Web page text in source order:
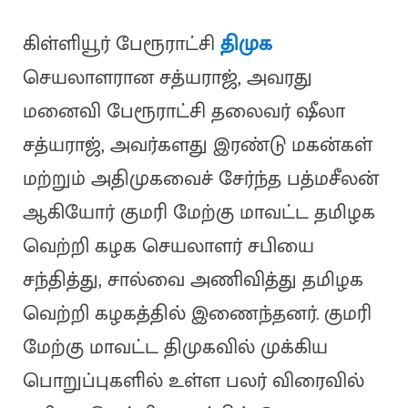
கிள்ளியூர் பேரூராட்சிதிமுக
செயலாளரான சத்யராஜ், அவரது
மனைவி பேரூராட்சி தலைவர் ஷீலா
சத்யராஜ், அவர்களது இரண்டு மகன்கள்
மற்றும் அதிமுகவைச் சேர்ந்த பத்மசீலன்
ஆகியோர் குமரி மேற்கு மாவட்ட தமிழக
வெற்றி கழக செயலாளர் சபியை
சந்தித்து, சால்வை அணிவித்து தமிழக
வெற்றி கழகத்தில் இணைந்தனர். குமரி
மேற்கு மாவட்ட திமுகவில் முக்கிய
பொறுப்புகளில் உள்ள பலர் விரைவில்